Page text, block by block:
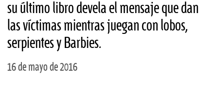
su último libro devela el mensaje que dan
las víctimas mientras juegan con lobos,
serpientes y Barbies.
16 de mayo de 2016